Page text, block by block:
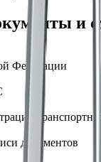
и
Федерации
документов